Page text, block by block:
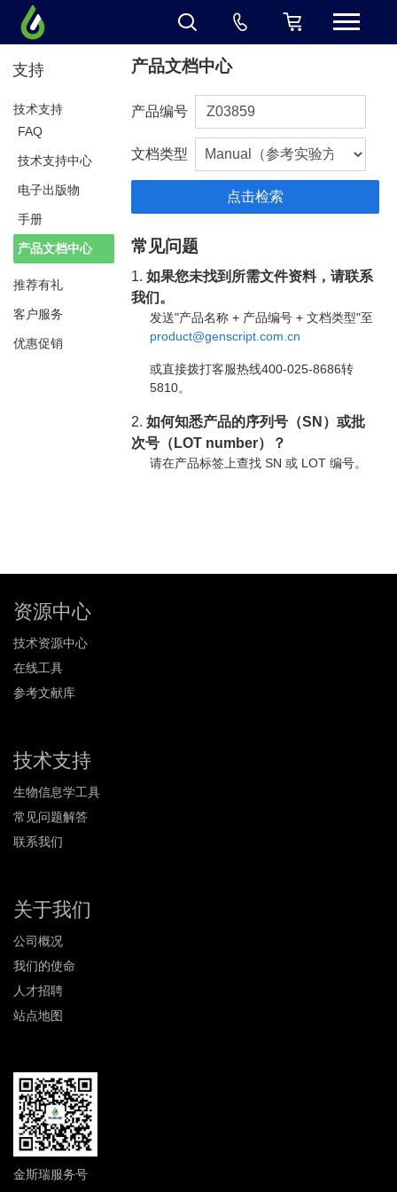
支持
技术支持
FAQ
技术支持中心
电子出版物
手册
产品文档中心
推荐有礼
客户服务
优惠促销
产品文档中心
产品编号
文档类型
常见问题
1.如果您未找到所需文件资料，请联系
我们。
发送"产品名称 + 产品编号 + 文档类型"至
product@genscript.com.cn
或直接拨打客服热线400-025-8686转
5810。
2.如何知悉产品的序列号（SN）或批
次号（LOT number）？
请在产品标签上查找 SN 或 LOT 编号。
资源中心
技术资源中心
在线工具
参考文献库
技术支持
生物信息学工具
常见问题解答
联系我们
关于我们
公司概况
我们的使命
人才招聘
站点地图
金斯瑞服务号